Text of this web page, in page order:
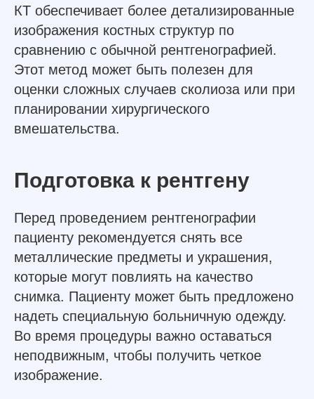
КТ обеспечивает более детализированные
изображения костных структур по
сравнению с обычной рентгенографией.
Этот метод может быть полезен для
оценки сложных случаев сколиоза или при
планировании хирургического
вмешательства.
Подготовка к рентгену
Перед проведением рентгенографии
пациенту рекомендуется снять все
металлические предметы и украшения,
которые могут повлиять на качество
снимка. Пациенту может быть предложено
надеть специальную больничную одежду.
Во время процедуры важно оставаться
неподвижным, чтобы получить четкое
изображение.